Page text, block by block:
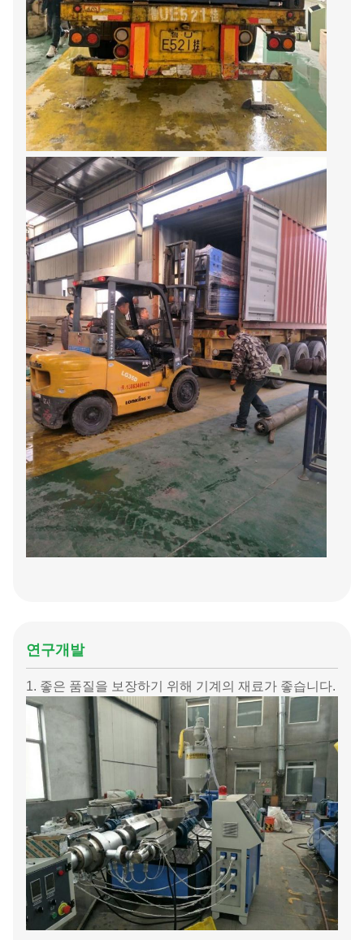
연구개발
1. 좋은 품질을 보장하기 위해 기계의 재료가 좋습니다.